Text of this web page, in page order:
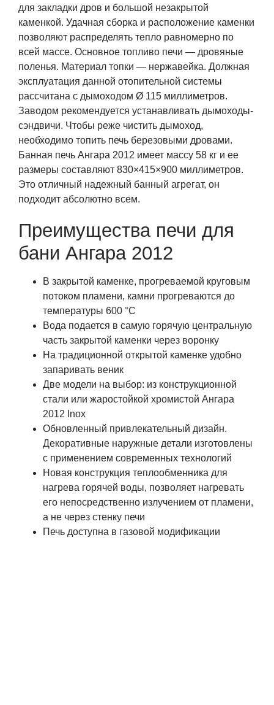
для закладки дров и большой незакрытой
каменкой. Удачная сборка и расположение каменки
позволяют распределять тепло равномерно по
всей массе. Основное топливо печи — дровяные
поленья. Материал топки — нержавейка. Должная
эксплуатация данной отопительной системы
рассчитана с дымоходом Ø 115 миллиметров.
Заводом рекомендуется устанавливать дымоходы-
сэндвичи. Чтобы реже чистить дымоход,
необходимо топить печь березовыми дровами.
Банная печь Ангара 2012 имеет массу 58 кг и ее
размеры составляют 830×415×900 миллиметров.
Это отличный надежный банный агрегат, он
подходит абсолютно всем.
Преимущества печи для
бани Ангара 2012
В закрытой каменке, прогреваемой круговым
потоком пламени, камни прогреваются до
температуры 600 °С
Вода подается в самую горячую центральную
часть закрытой каменки через воронку
На традиционной открытой каменке удобно
запаривать веник
Две модели на выбор: из конструкционной
стали или жаростойкой хромистой Ангара
2012 Inox
Обновленный привлекательный дизайн.
Декоративные наружные детали изготовлены
с применением современных технологий
Новая конструкция теплообменника для
нагрева горячей воды, позволяет нагревать
его непосредственно излучением от пламени,
а не через стенку печи
Печь доступна в газовой модификации